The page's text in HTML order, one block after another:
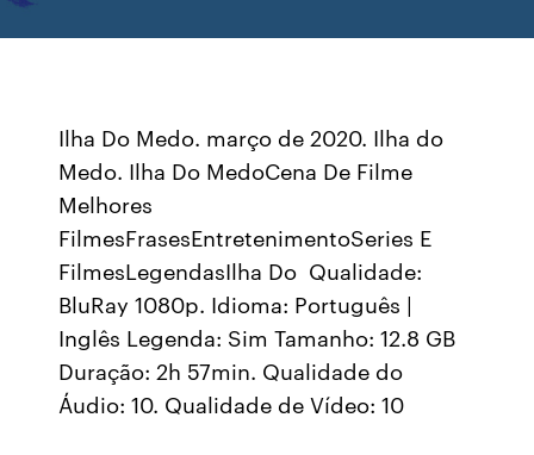
Ilha Do Medo. março de 2020. Ilha do
Medo. Ilha Do MedoCena De Filme
Melhores
FilmesFrasesEntretenimentoSeries E
FilmesLegendasIlha Do Qualidade:
BluRay 1080p. Idioma: Português |
Inglês Legenda: Sim Tamanho: 12.8 GB
Duração: 2h 57min. Qualidade do
Áudio: 10. Qualidade de Vídeo: 10